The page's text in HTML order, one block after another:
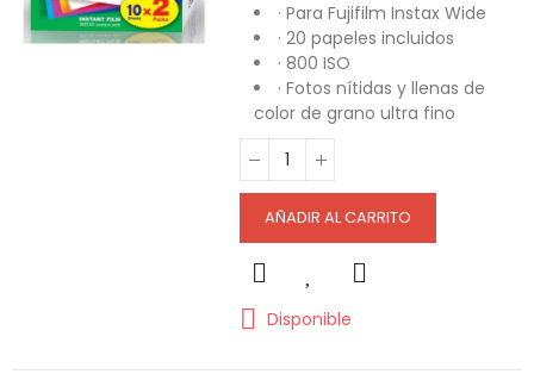
· Para Fujifilm Instax Wide
· 20 papeles incluidos
· 800 ISO
· Fotos nítidas y llenas de
color de grano ultra fino
AÑADIR AL CARRITO
Disponible